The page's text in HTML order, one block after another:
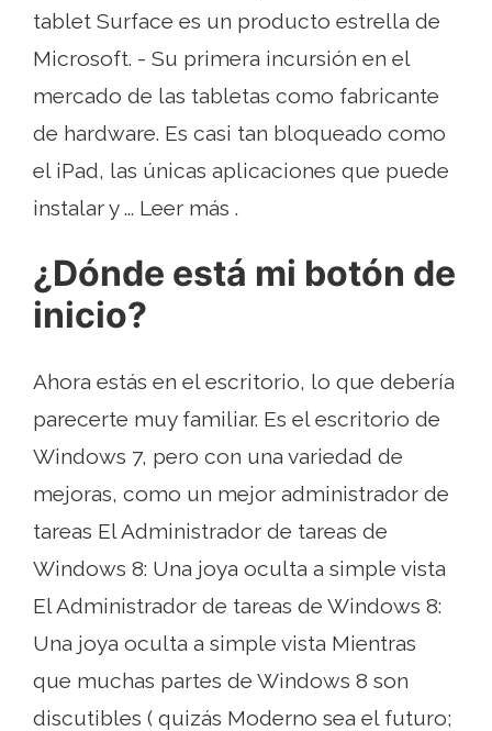
tablet Surface es un producto estrella de
Microsoft. - Su primera incursión en el
mercado de las tabletas como fabricante
de hardware. Es casi tan bloqueado como
el iPad, las únicas aplicaciones que puede
instalar y ... Leer más .
¿Dónde está mi botón de
inicio?
Ahora estás en el escritorio, lo que debería
parecerte muy familiar. Es el escritorio de
Windows 7, pero con una variedad de
mejoras, como un mejor administrador de
tareas El Administrador de tareas de
Windows 8: Una joya oculta a simple vista
El Administrador de tareas de Windows 8:
Una joya oculta a simple vista Mientras
que muchas partes de Windows 8 son
discutibles ( quizás Moderno sea el futuro;